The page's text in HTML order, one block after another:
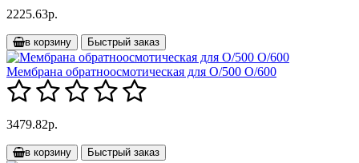
2225.63р.
в корзину Быстрый заказ
Мембрана обратноосмотическая для О/500 О/600
3479.82р.
в корзину Быстрый заказ